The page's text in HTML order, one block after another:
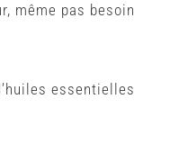
même pas besoin
essentielles